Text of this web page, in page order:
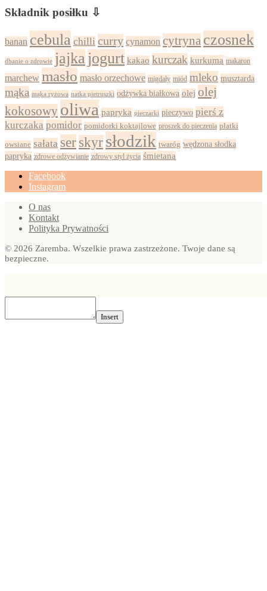
Składnik posiłku ⇩
banan cebula chilli curry cynamon cytryna czosnek
dbanie o zdrowie jajka jogurt kakao kurczak kurkuma makaron
marchew masło masło orzechowe migdały miód mleko musztarda
mąka mąka ryżowa natka pietruszki odżywka białkowa olej olej
kokosowy oliwa papryka pieczarki pieczywo pierś z
kurczaka pomidor pomidorki koktajlowe proszek do pieczenia płatki
owsiane sałata ser skyr słodzik twaróg wędzona słodka
papryka zdrowe odżywianie zdrowy styl życia śmietana
Facebook
Instagram
O nas
Kontakt
Polityka Prywatności
© 2026 Zaremba. Wszelkie prawa zastrzeżone. Twoje dane są
bezpieczne.
Insert